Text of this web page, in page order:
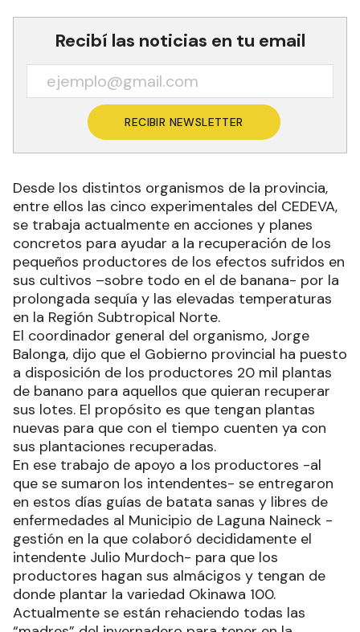
Recibí las noticias en tu email
RECIBIR NEWSLETTER
Desde los distintos organismos de la provincia,
entre ellos las cinco experimentales del CEDEVA,
se trabaja actualmente en acciones y planes
concretos para ayudar a la recuperación de los
pequeños productores de los efectos sufridos en
sus cultivos –sobre todo en el de banana- por la
prolongada sequía y las elevadas temperaturas
en la Región Subtropical Norte.
El coordinador general del organismo, Jorge
Balonga, dijo que el Gobierno provincial ha puesto
a disposición de los productores 20 mil plantas
de banano para aquellos que quieran recuperar
sus lotes. El propósito es que tengan plantas
nuevas para que con el tiempo cuenten ya con
sus plantaciones recuperadas.
En ese trabajo de apoyo a los productores -al
que se sumaron los intendentes- se entregaron
en estos días guías de batata sanas y libres de
enfermedades al Municipio de Laguna Naineck -
gestión en la que colaboró decididamente el
intendente Julio Murdoch- para que los
productores hagan sus almácigos y tengan de
donde plantar la variedad Okinawa 100.
Actualmente se están rehaciendo todas las